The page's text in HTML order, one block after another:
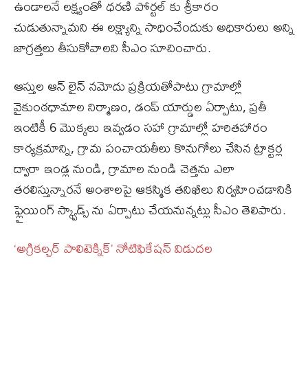
ఉండాలనే లక్ష్యంతో ధరణి పోర్టల్ కు శ్రీకారం
చుడుతున్నామని ఈ లక్ష్యాన్ని సాధించేందుకు అధికారులు అన్ని
జాగ్రత్తలు తీసుకోవాలని సీఎం సూచించారు.
ఆస్తుల ఆన్ లైన్ నమోదు ప్రక్రియతోపాటు గ్రామాల్లో
వైకుంఠధామాల నిర్మాణం, డంప్ యార్డుల ఏర్పాటు, ప్రతీ
ఇంటికీ 6 మొక్కలు ఇవ్వడం సహా గ్రామాల్లో హరితహారం
కార్యక్రమాన్ని, గ్రామ పంచాయతీలు కొనుగోలు చేసిన ట్రాక్టర్ల
ద్వారా ఇండ్ల నుండి, గ్రామాల నుండి చెత్తను ఎలా
తరలిస్తున్నారనే అంశాలపై ఆకస్మిక తనిఖీలు నిర్వహించడానికి
ఫ్లైయింగ్ స్క్వాడ్స్ ను ఏర్పాటు చేయనున్నట్లు సీఎం తెలిపారు.
‘అగ్రికల్చర్ పాలిటెక్నిక్’ నోటిఫికేషన్ విడుదల